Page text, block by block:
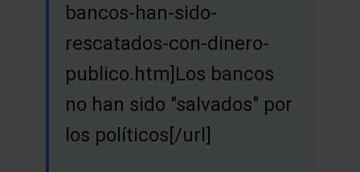
bancos-han-sido-
rescatados-con-dinero-
publico.htm]Los bancos
no han sido "salvados" por
los políticos[/url]